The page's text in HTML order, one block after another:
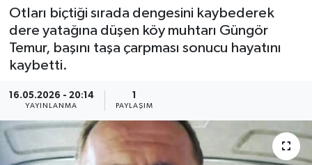
Otları biçtiği sırada dengesini kaybederek
dere yatağına düşen köy muhtarı Güngör
Temur, başını taşa çarpması sonucu hayatını
kaybetti.
16.05.2026 - 20:14
YAYINLANMA
1
PAYLAŞIM
Güncel
Kültür-Sanat
Medya
Sağlık
Tüm Manşetler
Son Dakika Haberleri